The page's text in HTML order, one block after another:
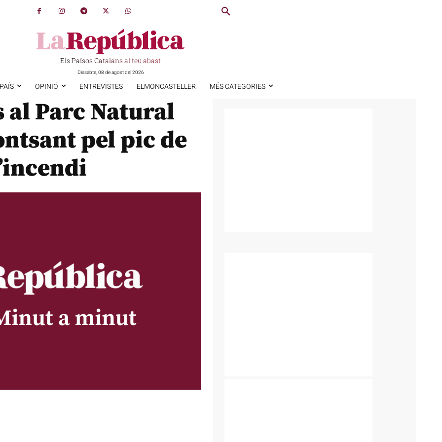
Els Països Catalans al teu abast
Dissabte, 08 de agost del 2026
OPINIÓ ENTREVISTES ELMONCASTELLER MÉS CATEGORIES
al Parc Natural
pel pic de